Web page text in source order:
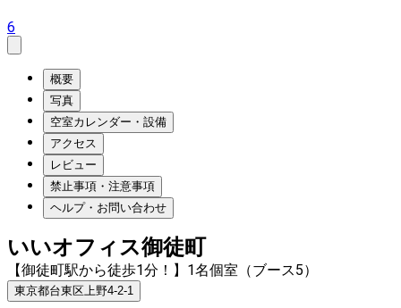
6
概要
写真
空室カレンダー・設備
アクセス
レビュー
禁止事項・注意事項
ヘルプ・お問い合わせ
いいオフィス御徒町
【御徒町駅から徒歩1分！】1名個室（ブース5）
東京都台東区上野4-2-1